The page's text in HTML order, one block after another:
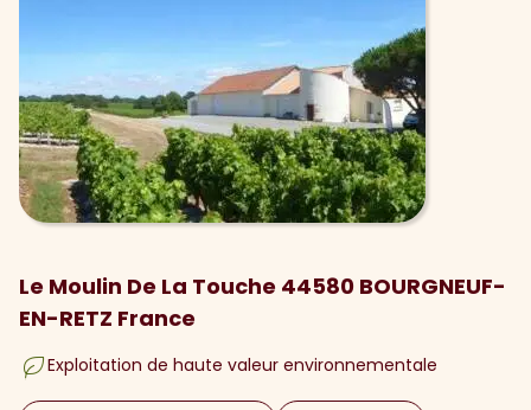
Le Moulin De La Touche 44580 BOURGNEUF-
EN-RETZ France
Exploitation de haute valeur environnementale